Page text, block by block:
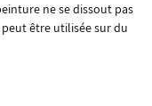
ne se dissout pas
être utilisée sur du